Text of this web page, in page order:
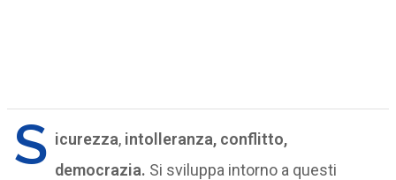
S icurezza, intolleranza, conflitto,
democrazia. Si sviluppa intorno a questi